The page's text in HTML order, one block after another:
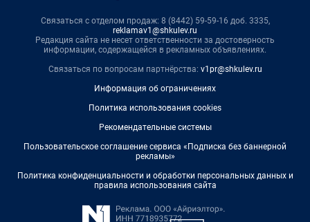
Связаться с отделом продаж: 8 (8442) 59-59-16 доб. 3335,
reklamav1@shkulev.ru
Редакция сайта не несет ответственности за достоверность
информации, содержащейся в рекламных объявлениях.
Связаться по вопросам партнёрства: v1pr@shkulev.ru
Информация об ограничениях
Политика использования cookies
Рекомендательные системы
Пользовательское соглашение сервиса «Подписка без баннерной
рекламы»
Политика конфиденциальности и обработки персональных данных и
правила использования сайта